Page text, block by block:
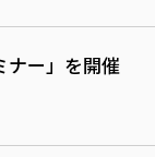
ー」を開催